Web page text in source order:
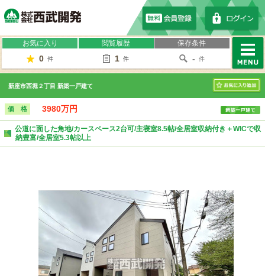
お気に入り
0 件
閲覧履歴
1 件
保存条件
- 件
MENU
新座市西堀２丁目 新築一戸建て
お気に入り
価 格 3980万円
公道に面した角地/カースペース2台可/主寝室8.5帖/全居室収納付き＋WICで収
納豊富/全居室5.3帖以上